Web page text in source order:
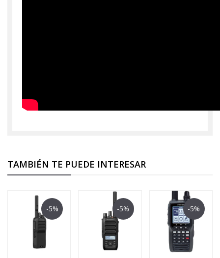
TAMBIÉN TE PUEDE INTERESAR
-5% -5% -5%